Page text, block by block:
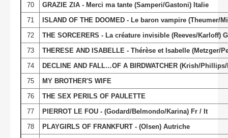
70
GRAZIE ZIA - Merci ma tante (Samperi/Gastoni) Italie
71
ISLANDOF THE DOOMED- Le baron vampire (Theumer/
72
THE SORCERERS - La créature invisible (Reeves/Karloff)
73
THERESE AND ISABELLE - Thérèse et Isabelle (Metzger/
74
DECLINE AND FALL…OF A BIRDWATCHER (Krish/
75
MY BROTHER'S WIFE
76
THE SEX PERILS OF PAULETTE
77
PIERROT LE FOU - (Godard/Belmondo/Karina) Fr / It
78
PLAYGIRLS OF FRANKFURT - (Olsen) Autriche